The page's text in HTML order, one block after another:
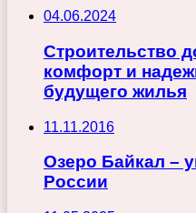
04.06.2024
Строительство
комфорт и
будущего жилья
11.11.2016
Озеро Байкал –
России